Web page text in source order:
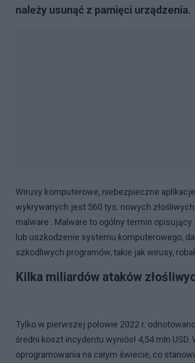
należy usunąć z pamięci urządzenia.
Wirusy komputerowe, niebezpieczne
wykrywanych jest 560 tys. nowych
malware . Malware to ogólny termin
lub uszkodzenie systemu komputerowego,
szkodliwych programów, takie jak wirusy,
Kilka miliardów ataków
Tylko w pierwszej połowie 2022 r.
średni koszt incydentu wyniósł 4,54 mln
oprogramowania na całym świecie, co